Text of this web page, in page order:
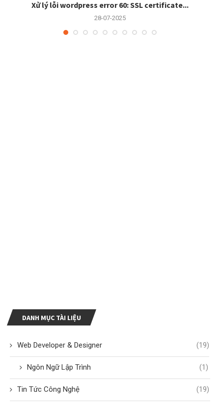
Xử lý lỗi wordpress error 60: SSL certificate...
28-07-2025
DANH MỤC TÀI LIỆU
Web Developer & Designer (19)
Ngôn Ngữ Lập Trình (1)
Tin Tức Công Nghệ (19)